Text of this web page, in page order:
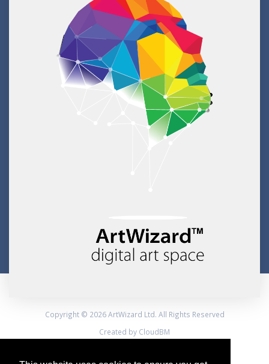
Copyright © 2026 ArtWizard Ltd. All Rights Reserved
Created by CloudBM